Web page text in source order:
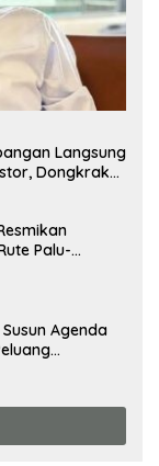
Langsung
Dongkrak
Palu-
Agenda